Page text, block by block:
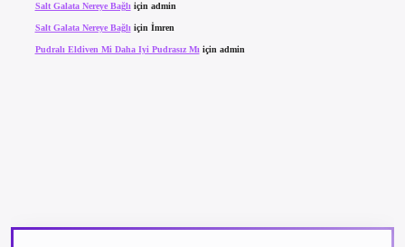
Salt Galata Nereye Bağlıiçin admin
Salt Galata Nereye Bağlı için İmren
Pudralı Eldiven Mi Daha Iyi Pudrasız Mı için admin